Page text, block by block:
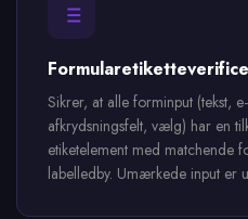
Sikrer, at alle forminput (tekst,
afkrydsningsfelt, vælg) har en
etiketelement med matchende
labelledby. Umærkede input